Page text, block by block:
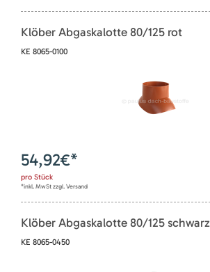
Klöber Abgaskalotte 80/125 rot
KE 8065-0100
54,92€*
pro Stück
*inkl. MwSt zzgl. Versand
Klöber Abgaskalotte 80/125 schwarz
KE 8065-0450